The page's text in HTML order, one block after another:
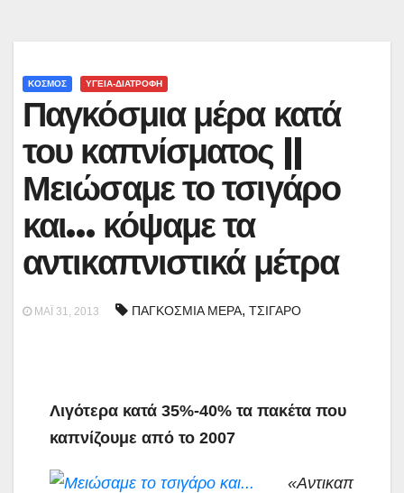
ΚΟΣΜΟΣ ΥΓΕΙΑ-ΔΙΑΤΡΟΦΗ
Παγκόσμια μέρα κατά
του καπνίσματος ||
Μειώσαμε το τσιγάρο
και… κόψαμε τα
αντικαπνιστικά μέτρα
ΜΆΙ 31, 2013 ΠΑΓΚΟΣΜΙΑ ΜΕΡΑ, ΤΣΙΓΑΡΟ
Λιγότερα κατά 35%-40% τα πακέτα που
καπνίζουμε από το 2007
«Αντικαπ